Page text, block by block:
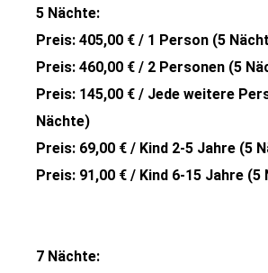
5 Nächte:
Preis: 405,00 € / 1 Person (5
Preis: 460,00 € / 2 Personen (5
Preis: 145,00 € / Jede weitere
Nächte)
Preis: 69,00 € / Kind 2-5 Jahre (5
Preis: 91,00 € / Kind 6-15 Jahre (5
7 Nächte: